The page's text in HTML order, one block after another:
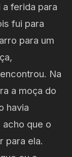
ferida para
fui para
para um
Na
a moça do
havia
acho que o
para ela.